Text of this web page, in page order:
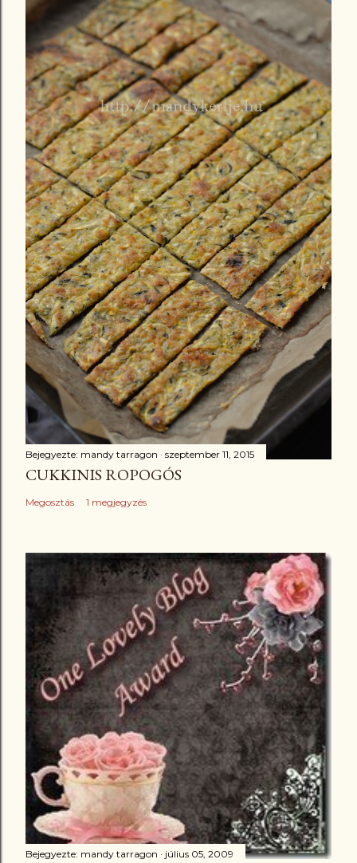
Bejegyezte: mandy tarragon szeptember 11, 2015
CUKKINIS ROPOGÓS
Megosztás 1 megjegyzés
Bejegyezte: mandy tarragon július 05, 2009